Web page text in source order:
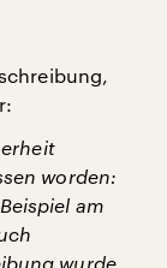
worden:
am
wurde